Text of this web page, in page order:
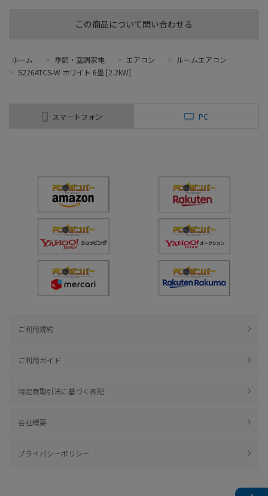
この商品について問い合わせる
ホーム > 季節・空調家電 > エアコン > ルームエアコン
> S226ATCS-W ホワイト 6畳 [2.2kW]
スマートフォン PC
ご利用規約
ご利用ガイド
特定商取引法に基づく表記
会社概要
プライバシーポリシー